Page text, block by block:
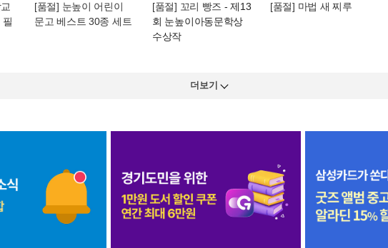
필
[품절] 눈높이 어린이
문고 베스트 30종 세트
[품절] 꼬리 빵즈 - 제13
회 눈높이아동문학상
수상작
[품절] 마법 새 찌루
더보기